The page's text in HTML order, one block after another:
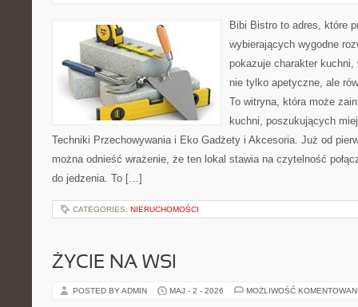
Bibi Bistro to adres, które
wybierających wygodne
pokazuje charakter
nie tylko apetyczne, ale
To witryna, która może
kuchni, poszukujących
Techniki Przechowywania i Eko Gadżety i Akcesoria. Już od
można odnieść wrażenie, że ten lokal stawia na czytelność
do jedzenia. To […]
CATEGORIES: NIERUCHOMOŚCI
ŻYCIE NA WSI
POSTED BY ADMIN MAJ - 2 - 2026 MOŻLIWOŚĆ